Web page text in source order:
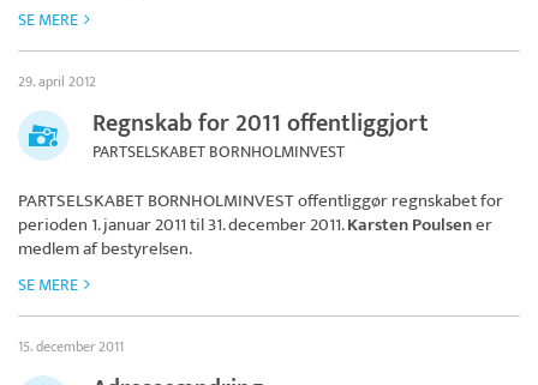
SE MERE
29. april 2012
Regnskab for 2011 offentliggjort
PARTSELSKABET BORNHOLMINVEST
PARTSELSKABET BORNHOLMINVESToffentliggør regnskabet for
perioden 1. januar 2011 til 31. december 2011.Karsten Poulsener
medlem af bestyrelsen.
SE MERE
15. december 2011